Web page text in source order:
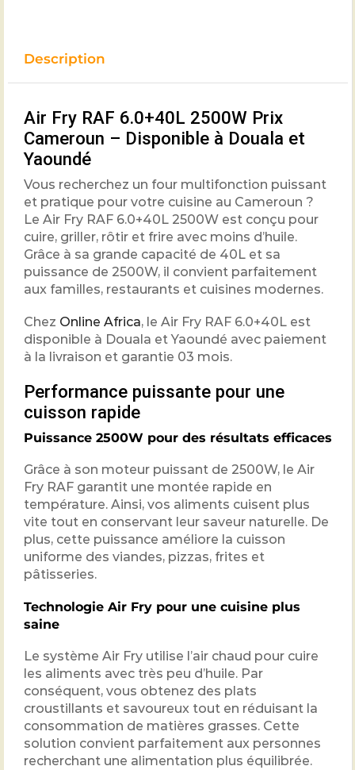
Description
Air Fry RAF 6.0+40L 2500W Prix
Cameroun – Disponible à Douala et
Yaoundé
Vous recherchez un four multifonction puissant
et pratique pour votre cuisine au Cameroun ?
Le Air Fry RAF 6.0+40L 2500W est conçu pour
cuire, griller, rôtir et frire avec moins d’huile.
Grâce à sa grande capacité de 40L et sa
puissance de 2500W, il convient parfaitement
aux familles, restaurants et cuisines modernes.
Chez Online Africa, le Air Fry RAF 6.0+40L est
disponible à Douala et Yaoundé avec paiement
à la livraison et garantie 03 mois.
Performance puissante pour une
cuisson rapide
Puissance 2500W pour des résultats efficaces
Grâce à son moteur puissant de 2500W, le Air
Fry RAF garantit une montée rapide en
température. Ainsi, vos aliments cuisent plus
vite tout en conservant leur saveur naturelle. De
plus, cette puissance améliore la cuisson
uniforme des viandes, pizzas, frites et
pâtisseries.
Technologie Air Fry pour une cuisine plus
saine
Le système Air Fry utilise l’air chaud pour cuire
les aliments avec très peu d’huile. Par
conséquent, vous obtenez des plats
croustillants et savoureux tout en réduisant la
consommation de matières grasses. Cette
solution convient parfaitement aux personnes
recherchant une alimentation plus équilibrée.